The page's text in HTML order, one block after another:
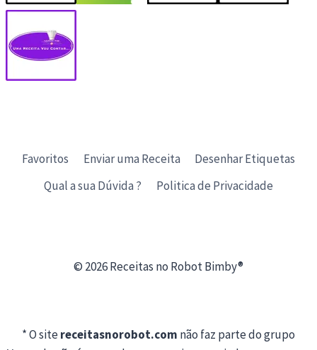
Favoritos Enviar uma Receita
Desenhar Etiquetas
Qual a sua Dúvida ?
Politica de Privacidade
© 2026 Receitas no Robot Bimby®
* O sitereceitasnorobot.com não faz parte do grupo